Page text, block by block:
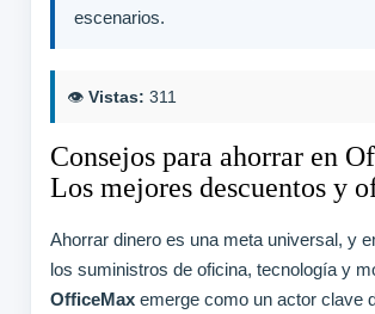
escenarios.
👁️ Vistas: 311
Consejos para ahorrar en
Los mejores descuentos y
Ahorrar dinero es una meta universal, y
los suministros de oficina, tecnología y
OfficeMaxemerge como un actor clave